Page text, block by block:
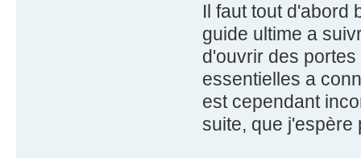
Il faut tout d'abord
guide ultime a
d'ouvrir des
essentielles a
est cependant
suite, que j'espère